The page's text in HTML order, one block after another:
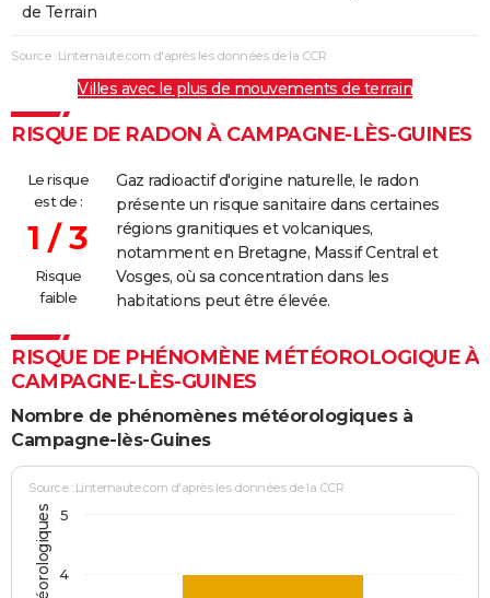
de Terrain
Source : Linternaute.com d'après les données de la CCR
Villes avec le plus de mouvements de terrain
RISQUE DE RADON À CAMPAGNE-LÈS-GUINES
Le risque
est de :
1 / 3
Risque
faible
Gaz radioactif d'origine naturelle, le radon
présente un risque sanitaire dans certaines
régions granitiques et volcaniques,
notamment en Bretagne, Massif Central et
Vosges, où sa concentration dans les
habitations peut être élevée.
RISQUE DE PHÉNOMÈNE MÉTÉOROLOGIQUE À
CAMPAGNE-LÈS-GUINES
Nombre de phénomènes météorologiques à
Campagne-lès-Guines
Source : Linternaute.com d'après les données de la CCR
4
5